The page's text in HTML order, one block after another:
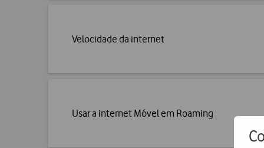
Velocidade da internet
Usar a internet Móvel em Roaming